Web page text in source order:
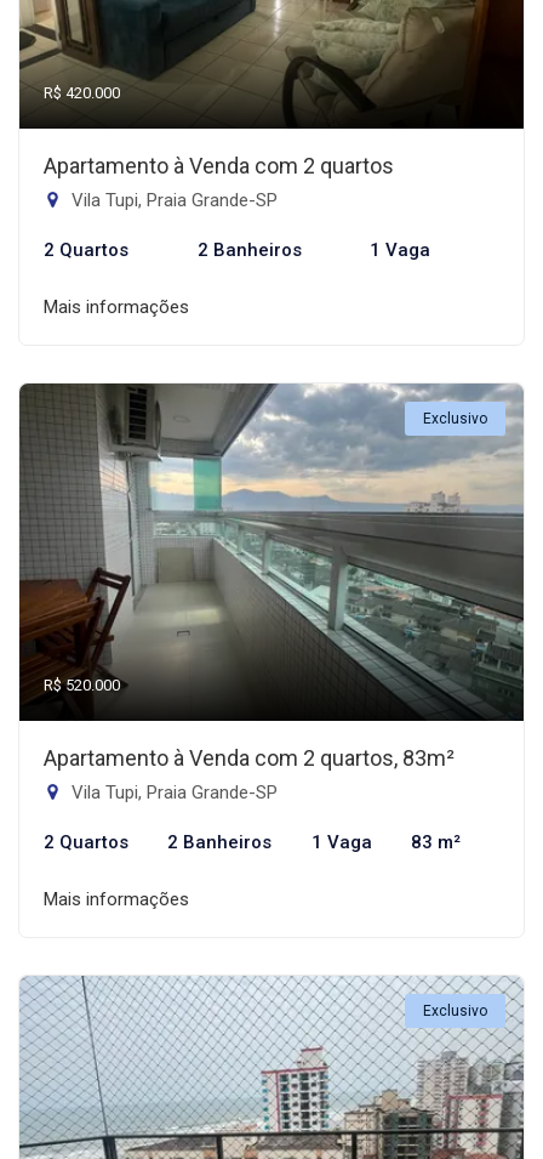
R$ 420.000
Apartamento à Venda com 2 quartos
Vila Tupi, Praia Grande-SP
2 Quartos 2 Banheiros 1 Vaga
Mais informações
Exclusivo
R$ 520.000
Apartamento à Venda com 2 quartos, 83m²
Vila Tupi, Praia Grande-SP
2 Quartos 2 Banheiros 1 Vaga 83 m²
Mais informações
Exclusivo